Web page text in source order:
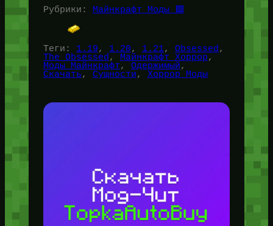
Рубрики:
Майнкрафт Моды 🟩
Теги: 1.19, 1.20, 1.21, Obsessed
The Obsessed , Майнкрафт Хоррор
Моды Майнкрафт, Одержимый
Скачать, Сущности, Хоррор Моды